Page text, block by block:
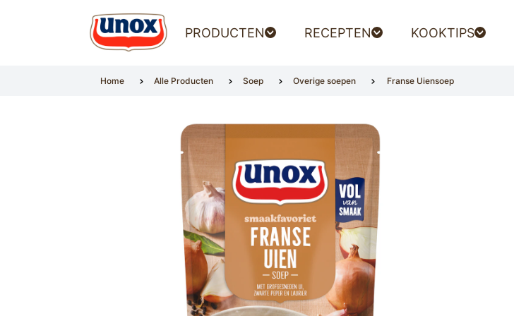
PRODUCTEN RECEPTEN KOOKTIPS
Home Alle Producten Soep Overige soepen Franse Uiensoep